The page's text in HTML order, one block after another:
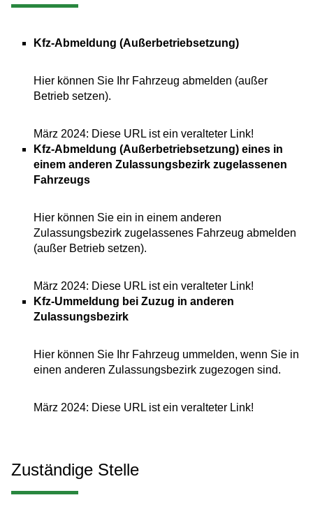
Kfz-Abmeldung (Außerbetriebsetzung)
Hier können Sie Ihr Fahrzeug abmelden (außer
Betrieb setzen).
März 2024: Diese URL ist ein veralteter Link!
Kfz-Abmeldung (Außerbetriebsetzung) eines in
einem anderen Zulassungsbezirk zugelassenen
Fahrzeugs
Hier können Sie ein in einem anderen
Zulassungsbezirk zugelassenes Fahrzeug abmelden
(außer Betrieb setzen).
März 2024: Diese URL ist ein veralteter Link!
Kfz-Ummeldung bei Zuzug in anderen
Zulassungsbezirk
Hier können Sie Ihr Fahrzeug ummelden, wenn Sie in
einen anderen Zulassungsbezirk zugezogen sind.
März 2024: Diese URL ist ein veralteter Link!
Zuständige Stelle